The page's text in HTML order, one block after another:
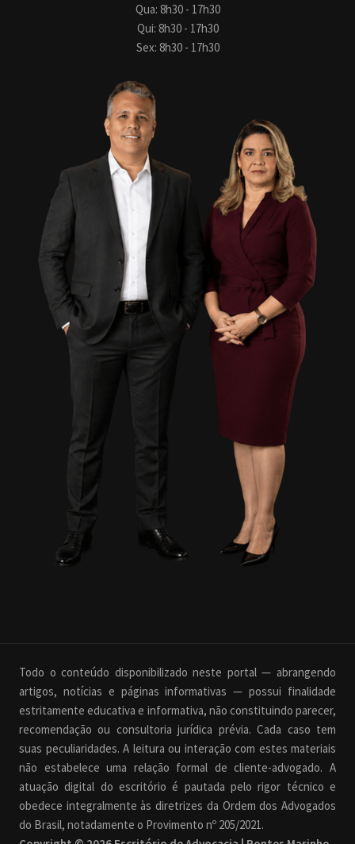
Qua: 8h30 - 17h30
Qui: 8h30 - 17h30
Sex: 8h30 - 17h30
Todo o conteúdo disponibilizado neste portal — abrangendo
artigos, notícias e páginas informativas — possui finalidade
estritamente educativa e informativa, não constituindo parecer,
recomendação ou consultoria jurídica prévia. Cada caso tem
suas peculiaridades. A leitura ou interação com estes materiais
não estabelece uma relação formal de cliente-advogado. A
atuação digital do escritório é pautada pelo rigor técnico e
obedece integralmente às diretrizes da Ordem dos Advogados
do Brasil, notadamente o Provimento nº 205/2021.